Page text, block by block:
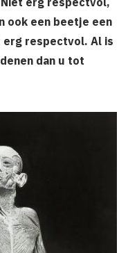
ook een beetje een
respectvol. Al is
dan u tot